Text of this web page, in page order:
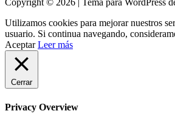
Copyright © 2026 | Tema para WordPress
Utilizamos cookies para mejorar nuestros
usuario. Si continua navegando,
Aceptar Leer más
Cerrar
Privacy Overview